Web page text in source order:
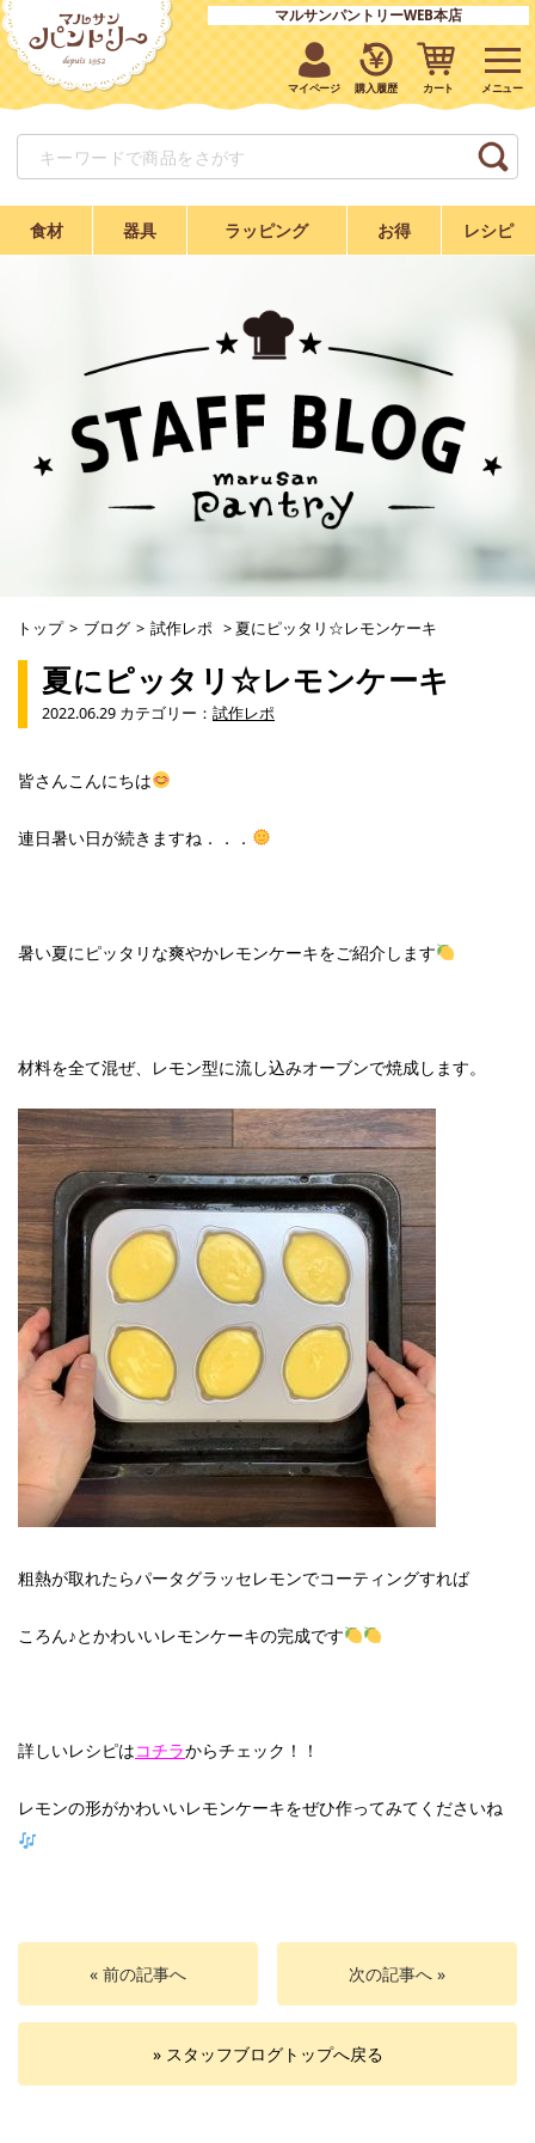
マルサンパントリーWEB本店
マイページ 購入履歴 カート
食材 器具 ラッピング お得 レシピ
トップ > ブログ > 試作レポ > 夏にピッタリ☆レモンケーキ
夏にピッタリ☆レモンケーキ
2022.06.29 カテゴリー： 試作レポ
皆さんこんにちは
連日暑い日が続きますね．．．
暑い夏にピッタリな爽やかレモンケーキをご紹介します
材料を全て混ぜ、レモン型に流し込みオーブンで焼成します。
粗熱が取れたらパータグラッセレモンでコーティングすれば
ころん♪とかわいいレモンケーキの完成です
詳しいレシピはコチラからチェック！！
レモンの形がかわいいレモンケーキをぜひ作ってみてくださいね
« 前の記事へ 次の記事へ »
» スタッフブログトップへ戻る